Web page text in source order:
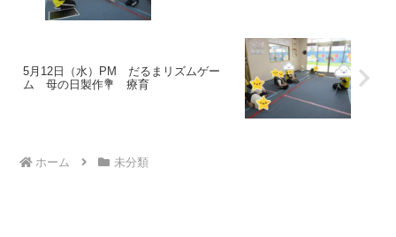
5月12日（水）PM だるまリズムゲー
ム 母の日製作💐 療育
ホーム 未分類